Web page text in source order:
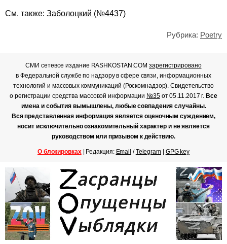
См. также: Заболоцкий (№4437)
Рубрика: Poetry
СМИ сетевое издание RASHKOSTAN.COMзарегистрировано
в Федеральной службе по надзору в сфере связи, информационных
технологий и массовых коммуникаций (Роскомнадзор). Свидетельство
о регистрации средства массовой информации №35от 05.11.2017 г. Все
имена и события вымышлены, любые совпадения случайны.
Вся представленная информация является оценочным суждением,
носит исключительно ознакомительный характер и не является
руководством или призывом к действию.
О блокировках| Редакция: Email /Telegram| GPG key